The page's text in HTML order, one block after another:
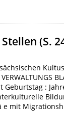
(S.
Geburtstag :
e mit